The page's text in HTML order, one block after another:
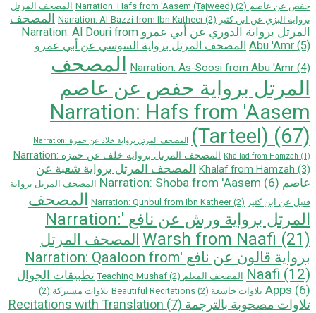
حفص عن عاصم Narration: Hafs from 'Aasem (Tajweed) (2)
المصحف المرتل
برواية البزي عن ابن كثير Narration: Al-Bazzi from Ibn Katheer (2)
المصحف
المرتل برواية الدوري عن أبي عمرو Narration: Al Douri from
Abu 'Amr (5)
المصحف المرتل برواية السوسي عن أبي عمرو
Narration: As-Soosi from Abu 'Amr (4)
المصحف
المرتل برواية حفص عن عاصم
Narration: Hafs from 'Aasem
(Tarteel) (67)
المصحف المرتل برواية خلاد عن حمزة Narration:
Khallad from Hamzah (1)
المصحف المرتل برواية خلف عن حمزة Narration:
Khalaf from Hamzah (3)
المصحف المرتل برواية شعبة عن
عاصم Narration: Shoba from 'Aasem (6)
المصحف المرتل برواية
قنبل عن ابن كثير Narration: Qunbul from Ibn Katheer (2)
المصحف
المرتل برواية ورش عن نافع 'Narration:
Warsh from Naafi (21)
المصحف المرتل
بروایة قالون عن نافع 'Narration: Qaaloon from
Naafi (12) المصحف المعلم Teaching Mushaf (2)
تطبيقات الجوال
Apps (6) تلاوات خاشعة Beautiful Recitations (2) تلاوات مشتركة (2)
تلاوات مصحوبة بالترجمة Recitations with Translation (7)